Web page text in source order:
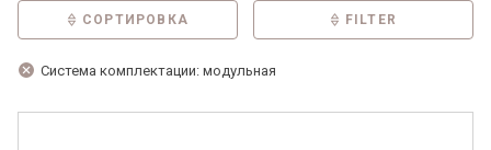
СОРТИРОВКА FILTER
Система комплектации: модульная